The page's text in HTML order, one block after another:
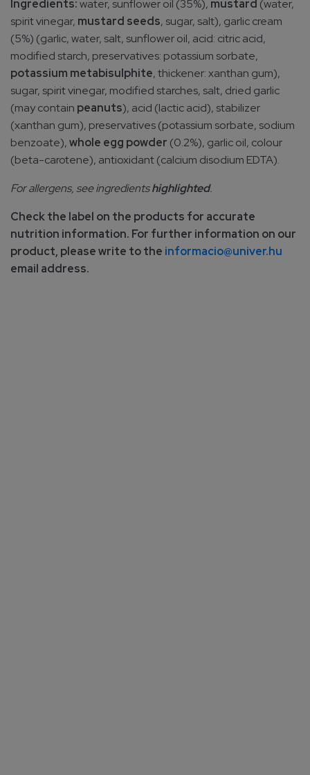
Ingredients:water, sunflower oil (35%), mustard (water,
spirit vinegar, mustard seeds, sugar, salt), garlic cream
(5%) (garlic, water, salt, sunflower oil, acid: citric acid,
modified starch, preservatives: potassium sorbate,
potassium metabisulphite, thickener: xanthan gum),
sugar, spirit vinegar, modified starches, salt, dried garlic
(may contain peanuts), acid (lactic acid), stabilizer
(xanthan gum), preservatives (potassium sorbate, sodium
benzoate),whole egg powder (0.2%), garlic oil, colour
(beta-carotene), antioxidant (calcium disodium EDTA).
For allergens, see ingredientshighlighted.
Check the label on the products for accurate
nutrition information. For further information on our
product, please write to the informacio@univer.hu
email address.